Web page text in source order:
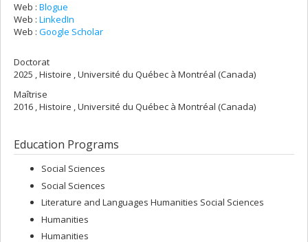
Web : Blogue
Web : LinkedIn
Web : Google Scholar
Doctorat
2025 , Histoire , Université du Québec à Montréal (Canada)
Maîtrise
2016 , Histoire , Université du Québec à Montréal (Canada)
Education Programs
Social Sciences
Social Sciences
Literature and Languages Humanities Social Sciences
Humanities
Humanities